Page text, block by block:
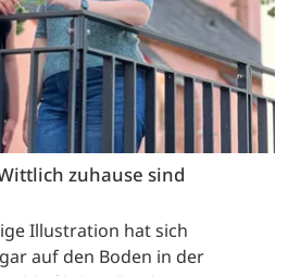
zuhause sind
Illustration hat sich
auf den Boden in der